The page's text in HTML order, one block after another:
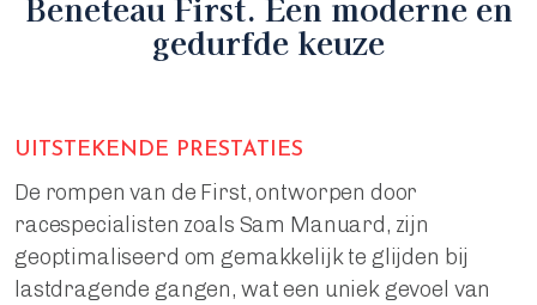
gedurfde keuze
UITSTEKENDE PRESTATIES
De rompen van de First, ontworpen door
racespecialisten zoals Sam Manuard, zijn
geoptimaliseerd om gemakkelijk te glijden bij
lastdragende gangen, wat een uniek gevoel van